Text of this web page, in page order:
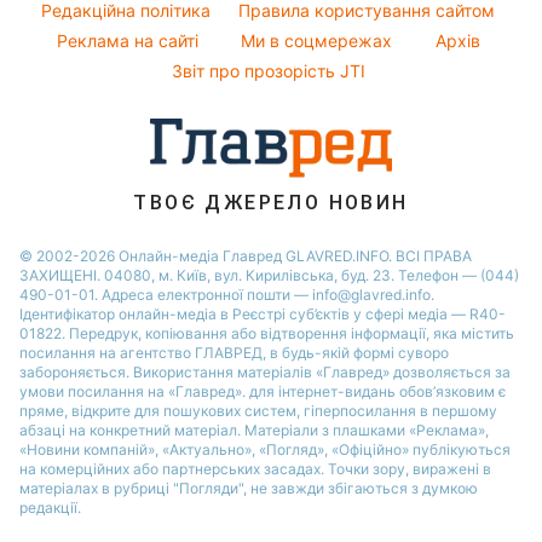
Поради від Андре Тана
Новини Черкаси
Новини Львова
Новини Рівного
Новини Дніпра
Новини Запоріжжя
Новини Тернополя
Новини Одеси
Редакційна політика
Правила користування сайтом
Реклама на сайті
Ми в соцмережах
Архів
Звіт про прозорість JTI
ТВОЄ ДЖЕРЕЛО НОВИН
© 2002-2026 Онлайн-медіа Главред GLAVRED.INFO. ВСІ ПРАВА
ЗАХИЩЕНІ. 04080, м. Київ, вул. Кирилівська, буд. 23. Телефон — (044)
490-01-01. Адреса електронної пошти — info@glavred.info.
Ідентифікатор онлайн-медіа в Реєстрі суб’єктів у сфері медіа — R40-
01822. Передрук, копіювання або відтворення інформації, яка містить
посилання на агентство ГЛАВРЕД, в будь-якій формi суворо
забороняється. Використання матеріалів «Главред» дозволяється за
умови посилання на «Главред». для інтернет-видань обов’язковим є
пряме, відкрите для пошукових систем, гіперпосилання в першому
абзаці на конкретний матеріал. Матеріали з плашками «Реклама»,
«Новини компаній», «Актуально», «Погляд», «Офіційно» публікуються
на комерційних або партнерських засадах. Точки зору, виражені в
матеріалах в рубриці "Погляди", не завжди збігаються з думкою
редакції.